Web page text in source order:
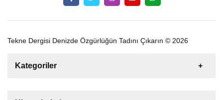
Tekne Dergisi Denizde Özgürlüğün Tadını Çıkarın © 2026
Kategoriler